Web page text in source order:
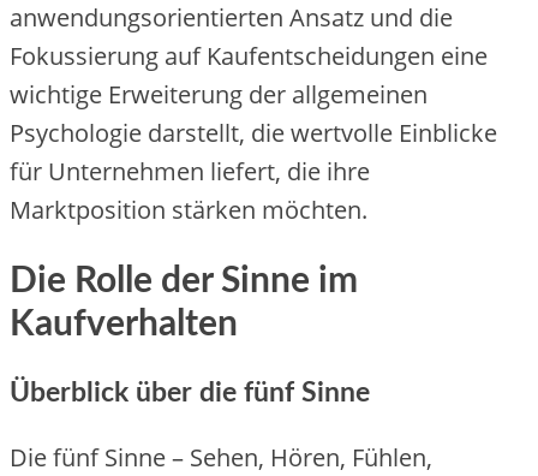
anwendungsorientierten Ansatz und die
Fokussierung auf Kaufentscheidungen eine
wichtige Erweiterung der allgemeinen
Psychologie darstellt, die wertvolle Einblicke
für Unternehmen liefert, die ihre
Marktposition stärken möchten.
Die Rolle der Sinne im
Kaufverhalten
Überblick über die fünf Sinne
Die fünf Sinne – Sehen, Hören, Fühlen,